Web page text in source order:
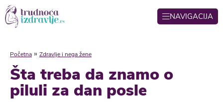
NAVIGACIJA
Početna » Zdravlje i nega žene
Šta treba da znamo o
piluli za dan posle